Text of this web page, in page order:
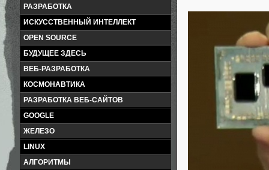
РАЗРАБОТКА
ИСКУССТВЕННЫЙ ИНТЕЛЛЕКТ
OPEN SOURCE
БУДУЩЕЕ ЗДЕСЬ
ВЕБ-РАЗРАБОТКА
КОСМОНАВТИКА
РАЗРАБОТКА ВЕБ-САЙТОВ
GOOGLE
ЖЕЛЕЗО
LINUX
АЛГОРИТМЫ